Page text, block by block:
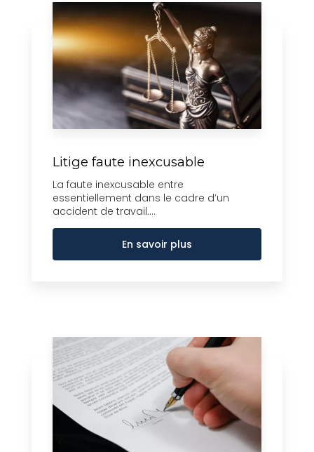
Litige faute inexcusable
La faute inexcusable entre
essentiellement dans le cadre d’un
accident de travail....
En savoir plus